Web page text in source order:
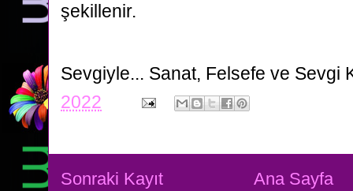
şekillenir.
Sevgiyle... Sanat, Felsefe ve Sevgi
2022
Sonraki Kayıt Ana Sayfa